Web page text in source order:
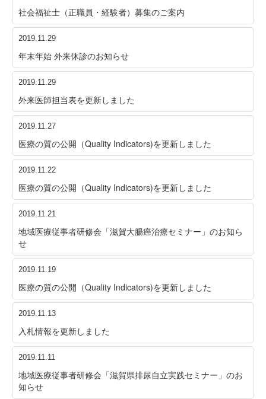
社会福祉士（正職員・経験者）募集のご案内
2019.11.29
年末年始 外来休診のお知らせ
2019.11.29
外来医師担当表を更新しました
2019.11.27
医療の質の公開（Quality Indicators)を更新しました
2019.11.22
医療の質の公開（Quality Indicators)を更新しました
2019.11.21
地域医療従事者研修会「滋賀大腸癌治療セミナー」のお知ら
せ
2019.11.19
医療の質の公開（Quality Indicators)を更新しました
2019.11.13
入札情報を更新しました
2019.11.11
地域医療従事者研修会「滋賀県排尿自立実践セミナー」のお
知らせ